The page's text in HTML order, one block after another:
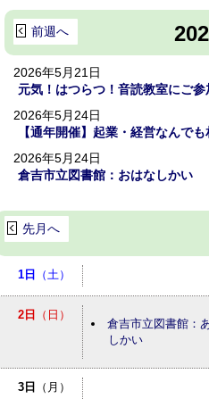
前週へ
2026年5月21日
元気！はつらつ！音読教室にご
2026年5月24日
【通年開催】起業・経営なんで
2026年5月24日
倉吉市立図書館：おはなしかい
先月へ
1日 （土）
2日 （日）
倉吉市立図書館：
しかい
3日 （月）